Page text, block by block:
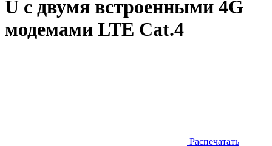
U с двумя встроенными 4G
модемами LTE Cat.4
Распечатать